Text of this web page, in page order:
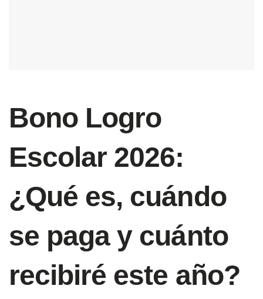
Bono Logro
Escolar 2026:
¿Qué es, cuándo
se paga y cuánto
recibiré este año?